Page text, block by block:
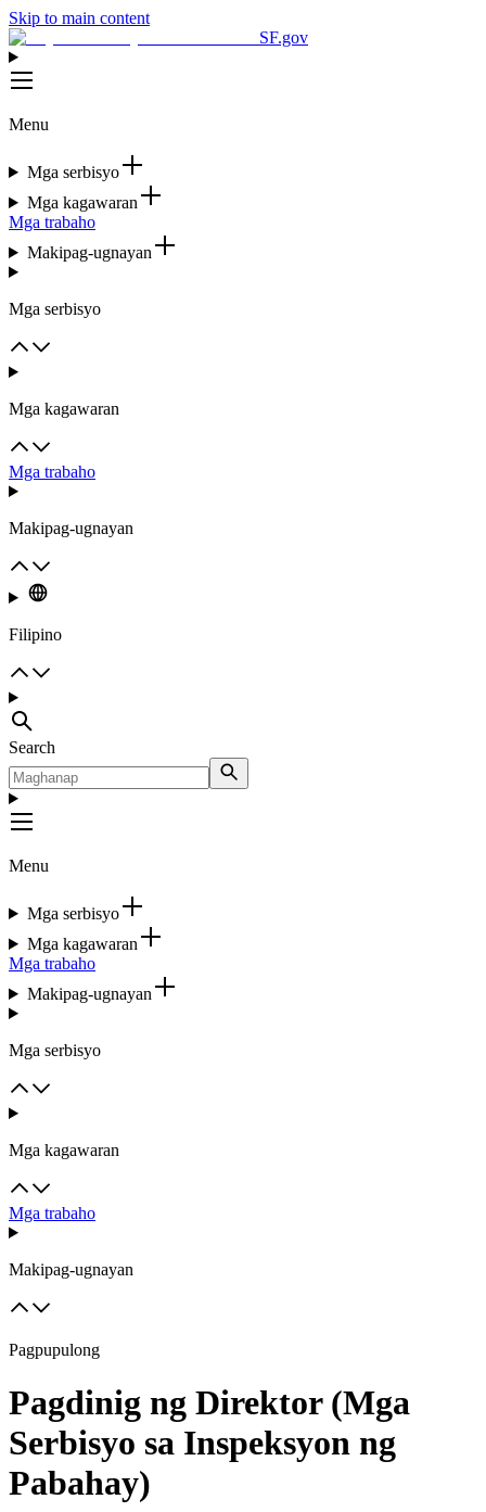
Skip to main content
SF.gov
Menu
Mga serbisyo
Mga kagawaran
Mga trabaho
Makipag-ugnayan
Mga serbisyo
Mga kagawaran
Mga trabaho
Makipag-ugnayan
Filipino
Search
Menu
Mga serbisyo
Mga kagawaran
Mga trabaho
Makipag-ugnayan
Mga serbisyo
Mga kagawaran
Mga trabaho
Makipag-ugnayan
Pagpupulong
Pagdinig ng Direktor (Mga
Serbisyo sa Inspeksyon ng
Pabahay)